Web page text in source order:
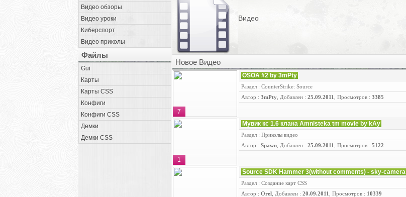
Видео обзоры
Видео уроки
Киберспорт
Видео приколы
Файлы
Gui
Карты
Карты CSS
Конфиги
Конфиги CSS
Демки
Демки CSS
Видео
Новое Видео
7
OSOA #2 by 3mPty
Раздел : CounterStrike: Source
Автор : 3mPty , Добавлен : 25.09.2011 , Просмотров : 3385
1
Мувик кс 1.6 клана Amnisteka tm movie by kAy
Раздел : Приколы видео
Автор : Spawn , Добавлен : 25.09.2011 , Просмотров : 5122
Source SDK Hammer 3(without comments) - sky-camera
Раздел : Создание карт CSS
Автор : Orel , Добавлен : 20.09.2011 , Просмотров : 10339